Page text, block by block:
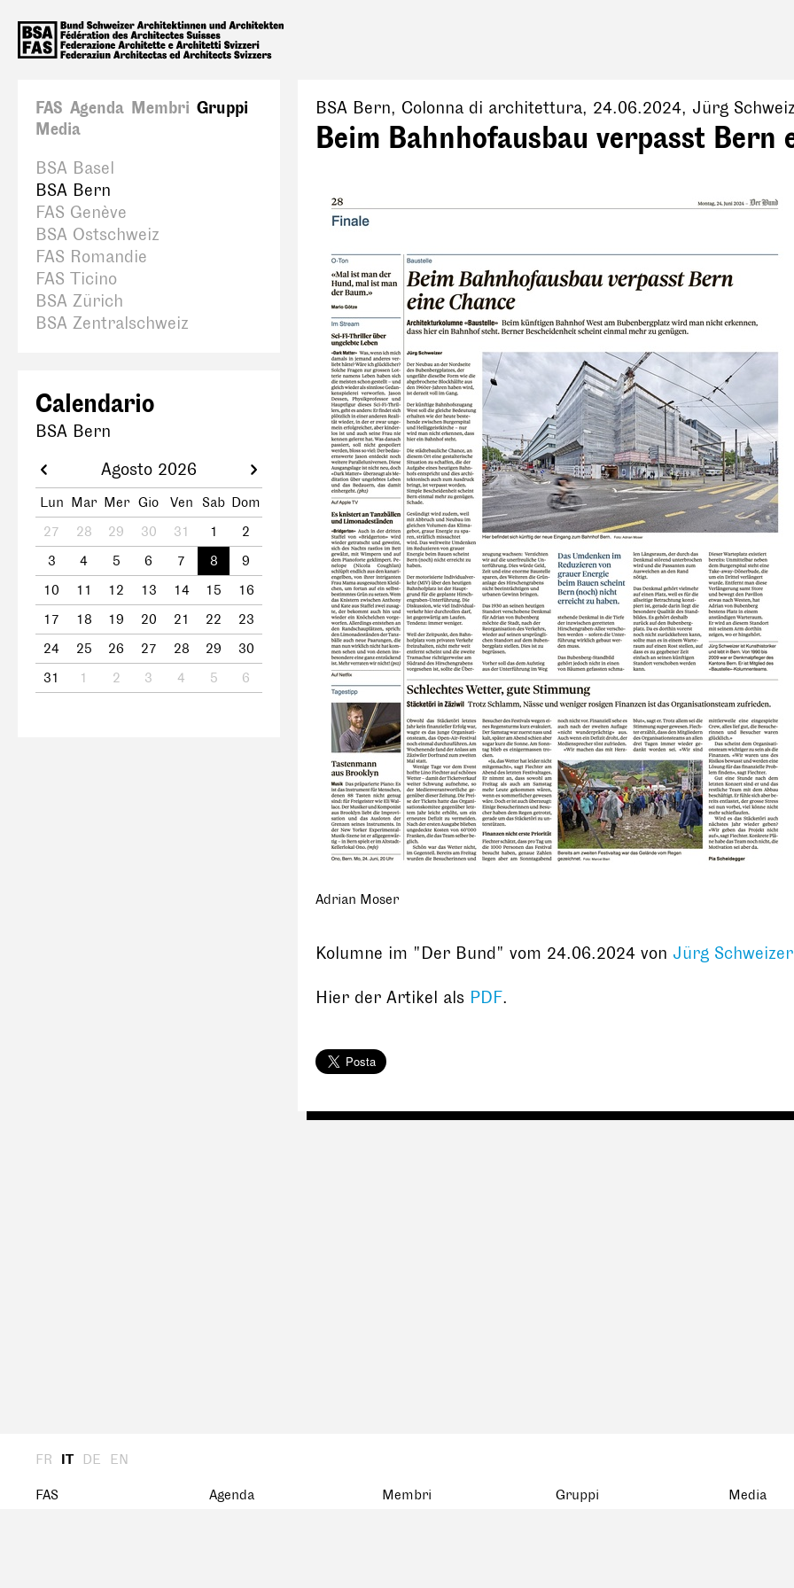
FAS Agenda Membri Gruppi
Media
BSA Basel
BSA Bern
FAS Genève
BSA Ostschweiz
FAS Romandie
FAS Ticino
BSA Zürich
BSA Zentralschweiz
BSA Bern, Colonna di architettura, 24.06.2024, Jürg
Beim Bahnhofausbau verpasst Bern
Adrian Moser
Kolumne im "Der Bund" vom 24.06.2024 von Jürg Schweizer
Hier der Artikel als PDF.
Calendario
BSA Bern
Agosto 2026
Lun Mar Mer Gio Ven Sab Dom
27
28 29 30 31 1
2
3
4 5 6 7 8
9
10
11 12 13 14 15
16
17
18 19 20 21 22
23
24
25 26 27 28 29
30
31
1 2 3 4 5 6
FR IT DE EN
FAS
Agenda
Membri
Gruppi
Media